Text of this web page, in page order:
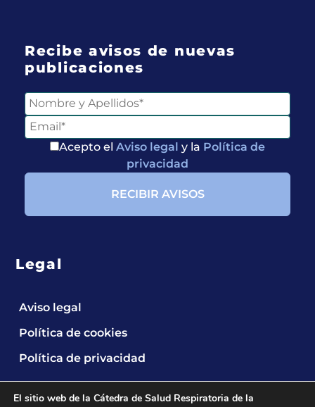
Recibe avisos de nuevas
publicaciones
Acepto el Aviso legal y la Política de
privacidad
Legal
Aviso legal
Política de cookies
Política de privacidad
El sitio web de la Cátedra de Salud Respiratoria de la